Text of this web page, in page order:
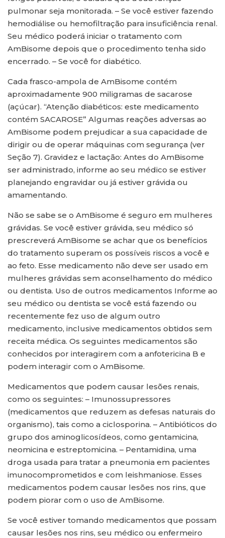
pulmonar seja monitorada. – Se você estiver fazendo
hemodiálise ou hemofiltração para insuficiência renal.
Seu médico poderá iniciar o tratamento com
AmBisome depois que o procedimento tenha sido
encerrado. – Se você for diabético.
Cada frasco-ampola de AmBisome contém
aproximadamente 900 miligramas de sacarose
(açúcar). “Atenção diabéticos: este medicamento
contém SACAROSE” Algumas reações adversas ao
AmBisome podem prejudicar a sua capacidade de
dirigir ou de operar máquinas com segurança (ver
Seção 7). Gravidez e lactação: Antes do AmBisome
ser administrado, informe ao seu médico se estiver
planejando engravidar ou já estiver grávida ou
amamentando.
Não se sabe se o AmBisome é seguro em mulheres
grávidas. Se você estiver grávida, seu médico só
prescreverá AmBisome se achar que os benefícios
do tratamento superam os possíveis riscos a você e
ao feto. Esse medicamento não deve ser usado em
mulheres grávidas sem aconselhamento do médico
ou dentista. Uso de outros medicamentos Informe ao
seu médico ou dentista se você está fazendo ou
recentemente fez uso de algum outro
medicamento, inclusive medicamentos obtidos sem
receita médica. Os seguintes medicamentos são
conhecidos por interagirem com a anfotericina B e
podem interagir com o AmBisome.
Medicamentos que podem causar lesões renais,
como os seguintes: – Imunossupressores
(medicamentos que reduzem as defesas naturais do
organismo), tais como a ciclosporina. – Antibióticos do
grupo dos aminoglicosídeos, como gentamicina,
neomicina e estreptomicina. – Pentamidina, uma
droga usada para tratar a pneumonia em pacientes
imunocomprometidos e com leishmaniose. Esses
medicamentos podem causar lesões nos rins, que
podem piorar com o uso de AmBisome.
Se você estiver tomando medicamentos que possam
causar lesões nos rins, seu médico ou enfermeiro